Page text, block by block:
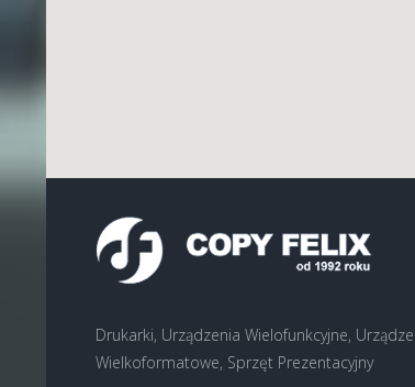
Drukarki, Urządzenia Wielofunkcyjne,
Wielkoformatowe, Sprzęt Prezentacyjny